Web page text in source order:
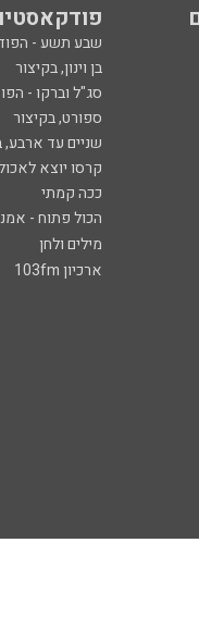
שבע תשע -
בן וינון, בקיצור
סג"ל וברקו -
ספורט, בקיצור
שניים עד ארבע,
קרסו יוצא
ככה קמתי
הכול פתוח -
מילים ולחן
ארכיון 103fm